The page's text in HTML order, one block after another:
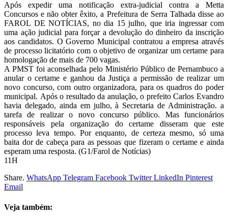
Após expedir uma notificação extra-judicial contra a Metta
Concursos e não obter êxito, a Prefeitura de Serra Talhada disse ao
FAROL DE NOTÍCIAS, no dia 15 julho, que iria ingressar com
uma ação judicial para forçar a devolução do dinheiro da inscrição
aos candidatos. O Governo Municipal contratou a empresa através
de processo licitatório com o objetivo de organizar um certame para
homologação de mais de 700 vagas.
A PMST foi aconselhada pelo Ministério Público de Pernambuco a
anular o certame e ganhou da Justiça a permissão de realizar um
novo concurso, com outro organizadora, para os quadros do poder
municipal. Após o resultado da anulação, o prefeito Carlos Evandro
havia delegado, ainda em julho, à Secretaria de Administração. a
tarefa de realizar o novo concurso público. Mas funcionários
responsáveis pela organização do certame disseram que este
processo leva tempo. Por enquanto, de certeza mesmo, só uma
baita dor de cabeça para as pessoas que fizeram o certame e ainda
esperam uma resposta. (G1/Farol de Notícias)
11H
Share. WhatsApp Telegram Facebook Twitter LinkedIn Pinterest
Email
Veja também: